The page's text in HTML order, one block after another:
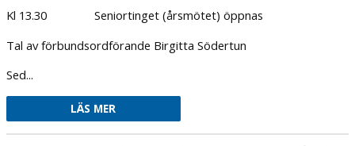
Kl 13.30 Seniortinget (årsmötet) öppnas
Tal av förbundsordförande Birgitta Södertun
Sed...
LÄS MER